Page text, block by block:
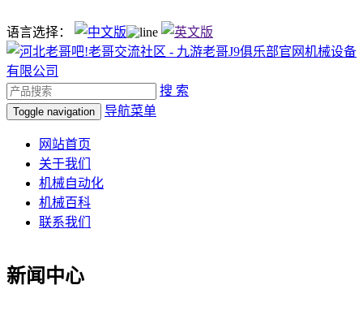
语言选择：
搜 索
Toggle navigation 导航菜单
网站首页
关于我们
机械自动化
机械百科
联系我们
新闻中心